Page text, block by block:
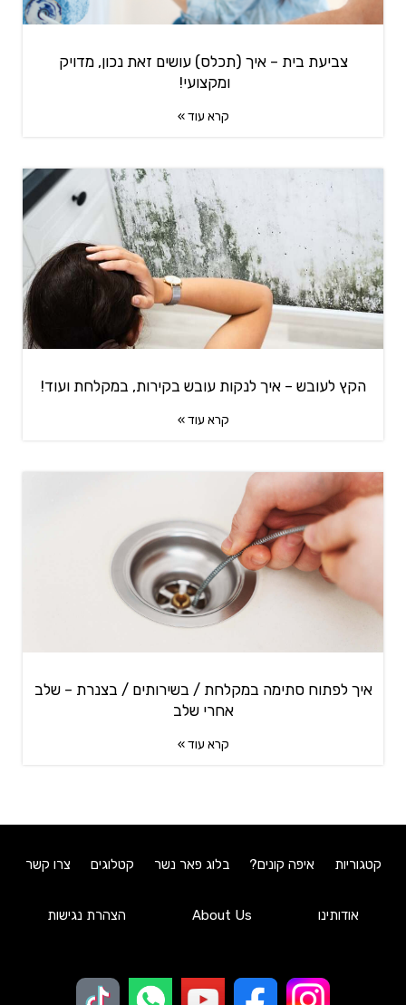
צביעת בית – איך (תכלס) עושים זאת נכון, מדויק
ומקצועי!
קרא עוד »
הקץ לעובש – איך לנקות עובש בקירות, במקלחת ועוד!
קרא עוד »
איך לפתוח סתימה במקלחת / בשירותים / בצנרת – שלב
אחרי שלב
קרא עוד »
קטגוריות איפה קונים? בלוג פאר נשר קטלוגים צרו קשר
אודותינו About Us הצהרת נגישות